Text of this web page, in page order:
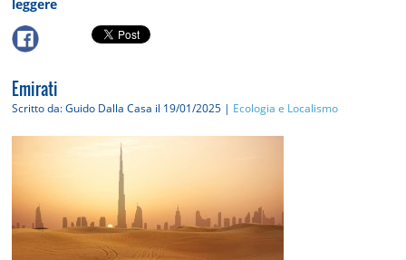
leggere
Emirati
Scritto da: Guido Dalla Casa il 19/01/2025 | Ecologia e Localismo